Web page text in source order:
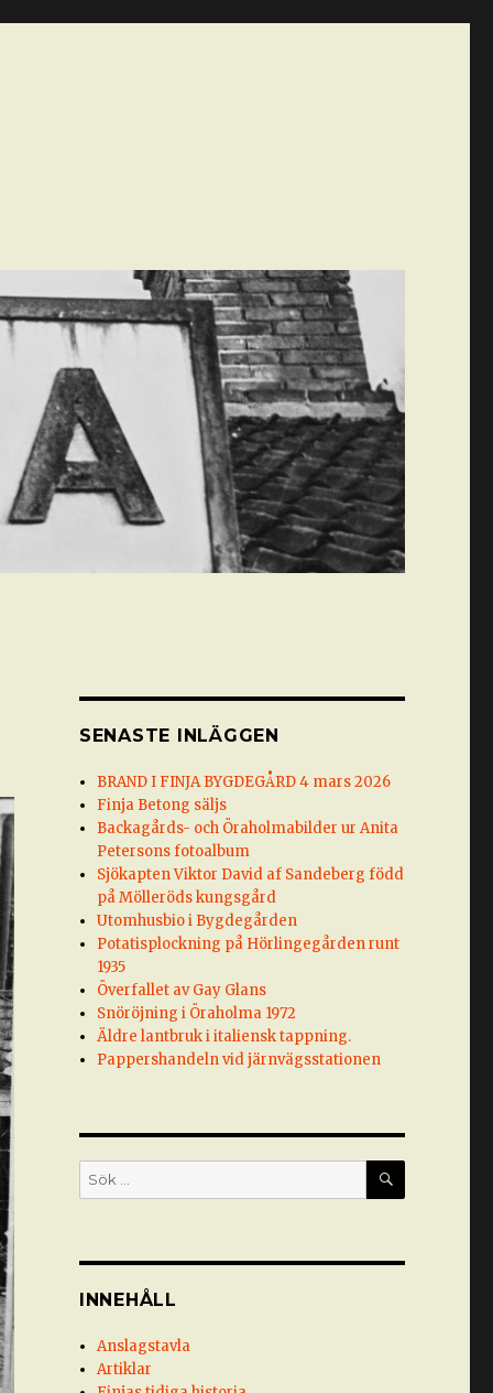
SENASTE INLÄGGEN
BRAND I FINJA BYGDEGÅRD 4 mars 2026
Finja Betong säljs
Backagårds- och Öraholmabilder ur Anita
Petersons fotoalbum
Sjökapten Viktor David af Sandeberg född
på Mölleröds kungsgård
Utomhusbio i Bygdegården
Potatisplockning på Hörlingegården runt
1935
Överfallet av Gay Glans
Snöröjning i Öraholma 1972
Äldre lantbruk i italiensk tappning.
Pappershandeln vid järnvägsstationen
Sök
efter:
SÖK
INNEHÅLL
Anslagstavla
Artiklar